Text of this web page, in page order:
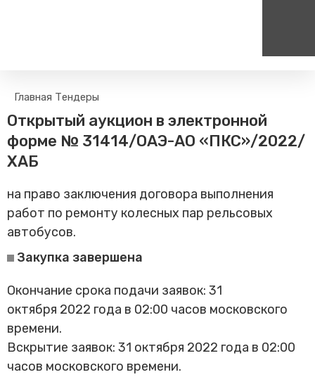
Пассажирам
Поиск по расписанию
Билетные кассы на станциях
Тарифы и льготы
Камеры хранения
Правила
Маломобильным
Прочие услуги
Моя карта попала в стоп-
Трансфер пассажиров
Маршрут настроен -
на сайт
Организованные туры
Единый номер вызова экстренных служб
112
Главная Тендеры
Открытый аукцион в электронной
форме № 31414/ОАЭ-АО «ПКС»/2022/
ХАБ
на право заключения договора выполнения
работ по ремонту колесных пар рельсовых
автобусов.
Закупка завершена
Окончание срока подачи заявок: 31
октября 2022 года в 02:00 часов московского
времени.
Вскрытие заявок: 31 октября 2022 года в 02:00
часов московского времени.